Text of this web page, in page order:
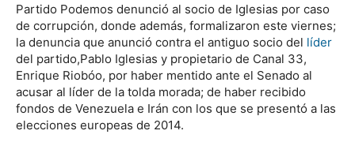
Partido Podemos denunció al socio de Iglesias por caso
de corrupción, donde además, formalizaron este viernes;
la denuncia que anunció contra el antiguo socio del líder
del partido,Pablo Iglesias y propietario de Canal 33,
Enrique Riobóo, por haber mentido ante el Senado al
acusar al líder de la tolda morada; de haber recibido
fondos de Venezuela e Irán con los que se presentó a las
elecciones europeas de 2014.